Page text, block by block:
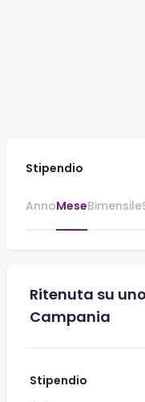
Stipendio
AnnoMeseBimensile
Ritenuta su
Campania
Stipendio